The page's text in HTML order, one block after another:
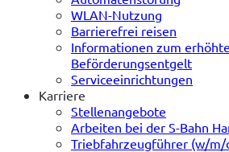
WLAN-Nutzung
Barrierefrei reisen
Informationen zum
Beförderungsentgelt
Serviceeinrichtungen
Karriere
Stellenangebote
Arbeiten bei der S-Bahn
Triebfahrzeugführer (w/m/